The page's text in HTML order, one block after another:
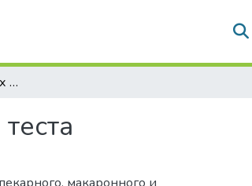
Выбор инновационных технологий замеса теста